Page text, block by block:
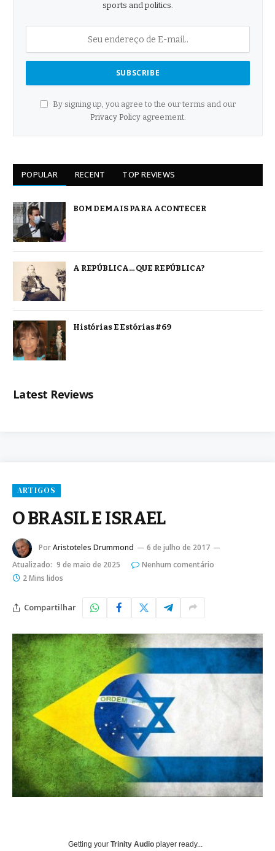
sports and politics.
By signing up, you agree to the our terms and our
Privacy Policyagreement.
POPULAR RECENT TOP REVIEWS
BOM DEMAIS PARA ACONTECER
A REPÚBLICA… QUE REPÚBLICA?
Histórias E Estórias #69
Latest Reviews
ARTIGOS
O BRASIL E ISRAEL
PorAristoteles Drummond
6 de julho de 2017
Atualizado: 9 de maio de 2025
Nenhum comentário
2 Mins lidos
Compartilhar
Getting your Trinity Audio player ready...